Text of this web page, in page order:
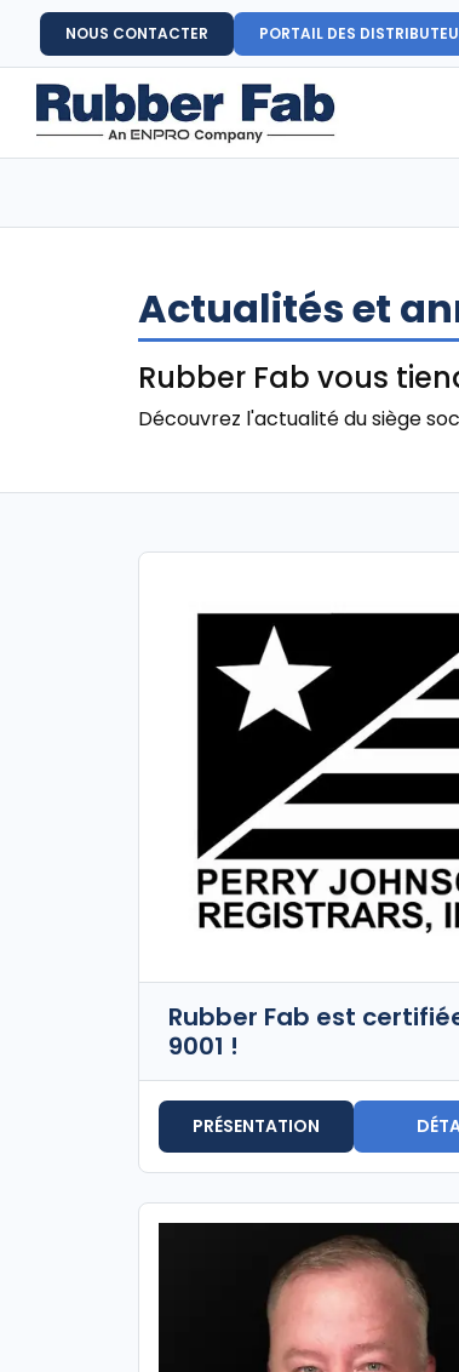
NOUS CONTACTER PORTAIL DES
Actualités et
Rubber Fab vous
Découvrez l'actualité du siège
Rubber Fab est
9001 !
PRÉSENTATION